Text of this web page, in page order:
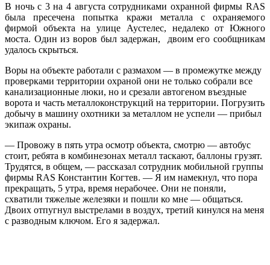
В ночь с 3 на 4 августа сотрудниками охранной фирмы RAS
была пресечена попытка кражи металла с охраняемого
фирмой объекта на улице Аустелес, недалеко от Южного
моста. Один из воров был задержан, двоим его сообщникам
удалось скрыться.
Воры на объекте работали с размахом — в промежутке между
проверками территории охраной они не только собрали все
канализационные люки, но и срезали автогеном въездные
ворота и часть металлоконструкций на территории. Погрузить
добычу в машину охотники за металлом не успели — прибыл
экипаж охраны.
— Провожу в пять утра осмотр объекта, смотрю — автобус
стоит, ребята в комбинезонах металл таскают, баллоны грузят.
Трудятся, в общем, — рассказал сотрудник мобильной группы
фирмы RAS Константин Когтев. — Я им намекнул, что пора
прекращать, 5 утра, время нерабочее. Они не поняли,
схватили тяжелые железяки и пошли ко мне — общаться.
Двоих отпугнул выстрелами в воздух, третий кинулся на меня
с разводным ключом. Его я задержал.